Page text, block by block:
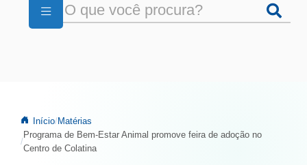
Início Matérias
Programa de Bem-Estar Animal promove feira de adoção no
Centro de Colatina